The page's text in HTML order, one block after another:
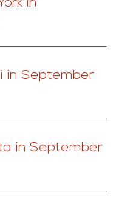
in
in September
in September